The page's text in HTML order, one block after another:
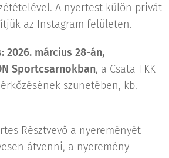
A nyertest külön privát
az Instagram felületen.
2026. március 28-án,
Sportcsarnokban, a Csata TKK
szünetében, kb.
Résztvevő a nyereményét
átvenni, a nyeremény